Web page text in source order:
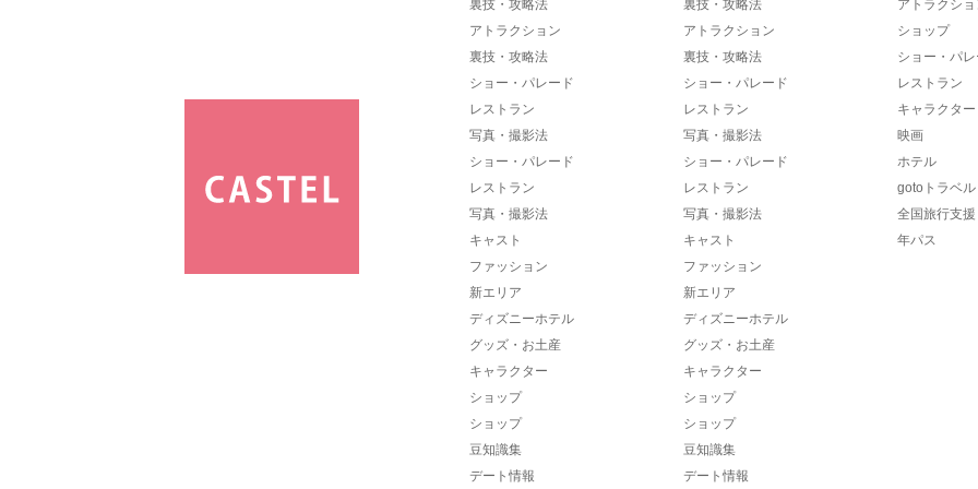
裏技・攻略法
アトラクション
裏技・攻略法
ショー・パレード
レストラン
写真・撮影法
ショー・パレード
レストラン
写真・撮影法
キャスト
ファッション
新エリア
ディズニーホテル
グッズ・お土産
キャラクター
ショップ
ショップ
豆知識集
デート情報
裏技・攻略法
アトラクション
裏技・攻略法
ショー・パレード
レストラン
写真・撮影法
ショー・パレード
レストラン
写真・撮影法
キャスト
ファッション
新エリア
ディズニーホテル
グッズ・お土産
キャラクター
ショップ
ショップ
豆知識集
デート情報
アトラクシ
ショップ
ショー・パ
レストラン
キャラクター
映画
ホテル
gotoトラベル
全国旅行支援
年パス